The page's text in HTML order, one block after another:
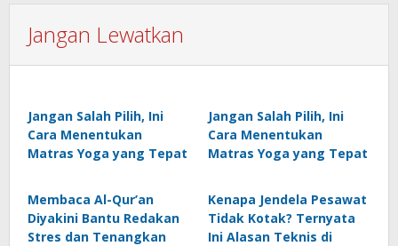
Jangan Lewatkan
Jangan Salah Pilih, Ini
Cara Menentukan
Matras Yoga yang Tepat
Jangan Salah Pilih, Ini
Cara Menentukan
Matras Yoga yang Tepat
Membaca Al-Qur’an
Diyakini Bantu Redakan
Stres dan Tenangkan
Kenapa Jendela Pesawat
Tidak Kotak? Ternyata
Ini Alasan Teknis di